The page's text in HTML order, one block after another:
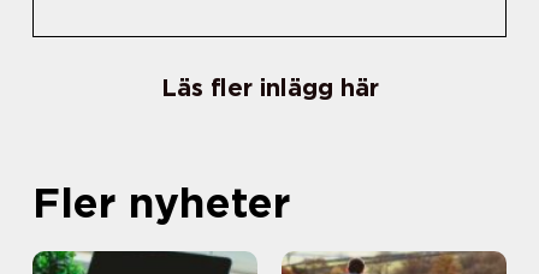
Läs fler inlägg här
Fler nyheter